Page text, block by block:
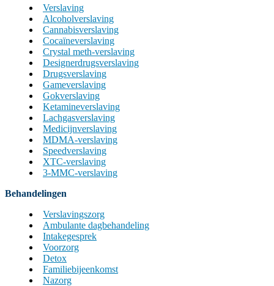
Verslaving
Alcoholverslaving
Cannabisverslaving
Cocaïneverslaving
Crystal meth-verslaving
Designerdrugsverslaving
Drugsverslaving
Gameverslaving
Gokverslaving
Ketamineverslaving
Lachgasverslaving
Medicijnverslaving
MDMA-verslaving
Speedverslaving
XTC-verslaving
3-MMC-verslaving
Behandelingen
Verslavingszorg
Ambulante dagbehandeling
Intakegesprek
Voorzorg
Detox
Familiebijeenkomst
Nazorg